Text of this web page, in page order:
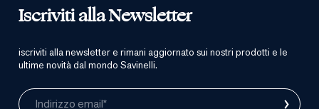
Iscriviti alla Newsletter
iscriviti alla newsletter e rimani aggiornato sui nostri prodotti e le
ultime novità dal mondo Savinelli.
Indirizzo email* ›